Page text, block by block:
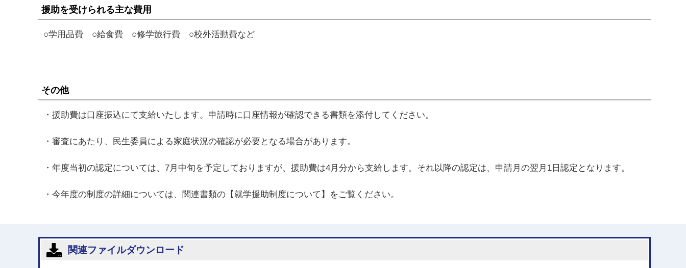
援助を受けられる主な費用
○学用品費 ○給食費 ○修学旅行費 ○校外活動費など
その他
・援助費は口座振込にて支給いたします。申請時に口座情報が確認できる書類を添付してください。
・審査にあたり、民生委員による家庭状況の確認が必要となる場合があります。
・年度当初の認定については、7月中旬を予定しておりますが、援助費は4月分から支給します。それ以降の認定は、申請月の翌月1日認定となります。
・今年度の制度の詳細については、関連書類の【就学援助制度について】をご覧ください。
関連ファイルダウンロード